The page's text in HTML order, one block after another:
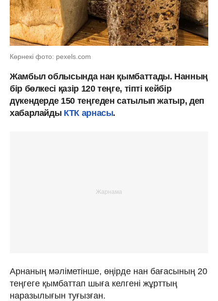
Көрнекі фото: pexels.com
Жамбыл облысында нан қымбаттады. Нанның
бір бөлкесі қазір 120 теңге, тіпті кейбір
дүкендерде 150 теңгеден сатылып жатыр, деп
хабарлайды КТК арнасы.
Арнаның мәліметінше, өңірде нан бағасының 20
теңгеге қымбаттап шыға келгені жұрттың
наразылығын туғызған.